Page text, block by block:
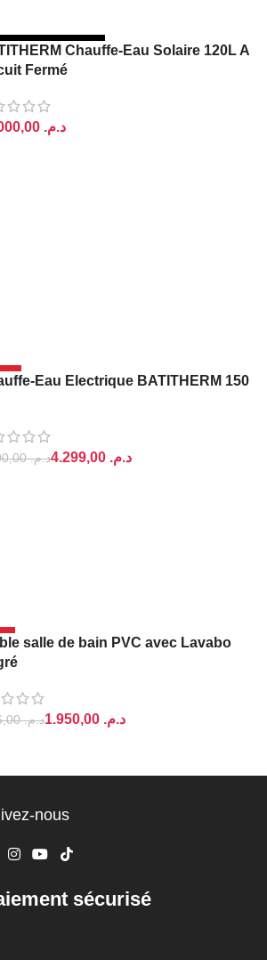
DE STOCKChauffe-Eau Solaire 120L A
Fermé
د.م.
Eau Electrique BATITHERM 150
د.م.4.500,00 د.م.
salle de bain PVC avec Lavabo
د.م.2.296,00 د.م. 1.950,00
nous
sécurisé